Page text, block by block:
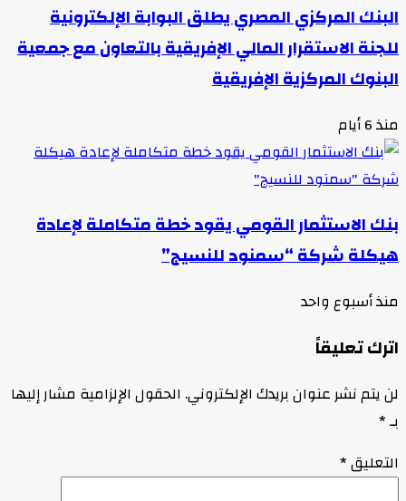
البنك المركزي المصري يطلق البوابة الإلكترونية
للجنة الاستقرار المالي الإفريقية بالتعاون مع جمعية
البنوك المركزية الإفريقية
منذ 6 أيام
بنك الاستثمار القومي يقود خطة متكاملة لإعادة
هيكلة شركة “سمنود للنسيج”
منذ أسبوع واحد
اترك تعليقاً
لن يتم نشر عنوان بريدك الإلكتروني. الحقول الإلزامية مشار إليها
بـ*
التعليق*